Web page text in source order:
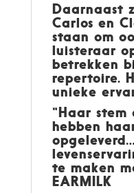
Daarnaast
Carlos en
staan om
luisteraar
betrekken
repertoire.
unieke
“Haar stem
hebben
te maken
EARMILK